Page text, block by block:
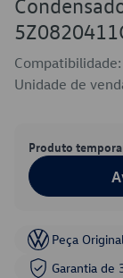
Compatibilidade:
Unidade de
Produto
Peça
Garantia de